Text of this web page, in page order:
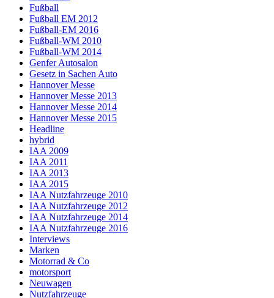
Fußball
Fußball EM 2012
Fußball-EM 2016
Fußball-WM 2010
Fußball-WM 2014
Genfer Autosalon
Gesetz in Sachen Auto
Hannover Messe
Hannover Messe 2013
Hannover Messe 2014
Hannover Messe 2015
Headline
hybrid
IAA 2009
IAA 2011
IAA 2013
IAA 2015
IAA Nutzfahrzeuge 2010
IAA Nutzfahrzeuge 2012
IAA Nutzfahrzeuge 2014
IAA Nutzfahrzeuge 2016
Interviews
Marken
Motorrad & Co
motorsport
Neuwagen
Nutzfahrzeuge